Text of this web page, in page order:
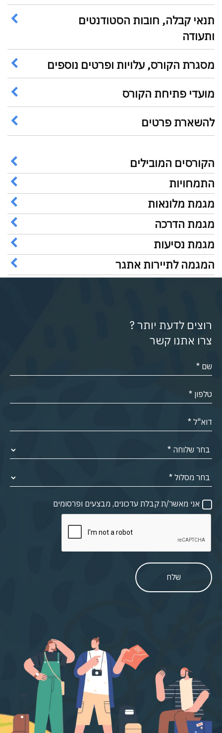
תנאי קבלה, חובות הסטודנטים
ותעודה
מסגרת הקורס, עלויות ופרטים נוספים
מועדי פתיחת הקורס
להשארת פרטים
הקורסים המובילים
התמחויות
מגמת מלונאות
מגמת הדרכה
מגמת נסיעות
המגמה לתיירות אתגר
רוצים לדעת יותר ?
צרו אתנו קשר
אני מאשר/ת קבלת עדכונים, מבצעים ופרסומים
שלח